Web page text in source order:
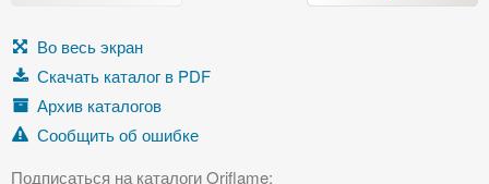
Во весь экран
Скачать каталог в PDF
Архив каталогов
Сообщить об ошибке
Подписаться на каталоги Oriflame: